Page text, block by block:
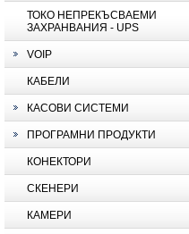
ТОКО НЕПРЕКЪСВАЕМИ
ЗАХРАНВАНИЯ - UPS
VOIP
КАБЕЛИ
КАСОВИ СИСТЕМИ
ПРОГРАМНИ ПРОДУКТИ
КОНЕКТОРИ
СКЕНЕРИ
КАМЕРИ